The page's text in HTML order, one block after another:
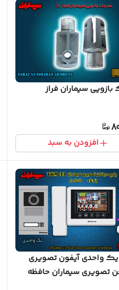
سیماران فراز
افزودن به سبد
واحدی آیفون تصویری
تصویری سیماران حافظه